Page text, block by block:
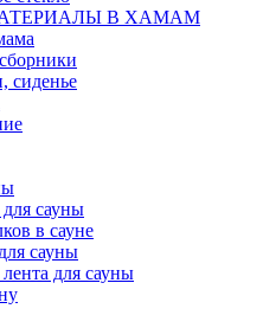
В ХАМАМ
сиденье
для сауны
в сауне
сауны
для сауны